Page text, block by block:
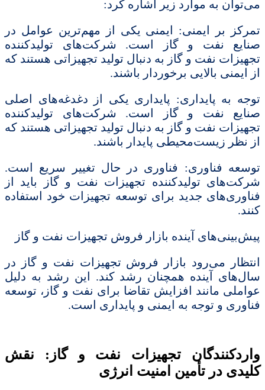
می‌توان به موارد زیر اشاره کرد:
تمرکز بر ایمنی: ایمنی یکی از مهم‌ترین عوامل در
صنایع نفت و گاز است. شرکت‌های تولیدکننده
تجهیزات نفت و گاز به دنبال تولید تجهیزاتی هستند که
از ایمنی بالایی برخوردار باشند.
توجه به پایداری: پایداری یکی از دغدغه‌های اصلی
صنایع نفت و گاز است. شرکت‌های تولیدکننده
تجهیزات نفت و گاز به دنبال تولید تجهیزاتی هستند که
از نظر زیست‌محیطی پایدار باشند.
توسعه فناوری: فناوری در حال تغییر سریع است.
شرکت‌های تولیدکننده تجهیزات نفت و گاز باید از
فناوری‌های جدید برای توسعه تجهیزات خود استفاده
کنند.
پیش‌بینی‌های آینده بازار فروش تجهیزات نفت و گاز
انتظار می‌رود بازار فروش تجهیزات نفت و گاز در
سال‌های آینده همچنان رشد کند. این رشد به دلیل
عواملی مانند افزایش تقاضا برای نفت و گاز، توسعه
فناوری و توجه به ایمنی و پایداری است.
واردکنندگان تجهیزات نفت و گاز: نقش
کلیدی در تأمین امنیت انرژی